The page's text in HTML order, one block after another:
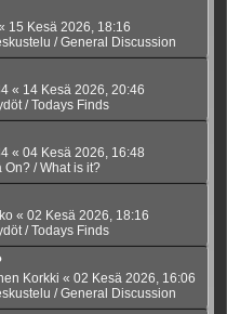
15 Kesä 2026, 18:16
/ General Discussion
« 14 Kesä 2026, 20:46
/ Todays Finds
« 04 Kesä 2026, 16:48
On? / What is it?
« 02 Kesä 2026, 18:16
/ Todays Finds
Korkki « 02 Kesä 2026, 16:06
/ General Discussion